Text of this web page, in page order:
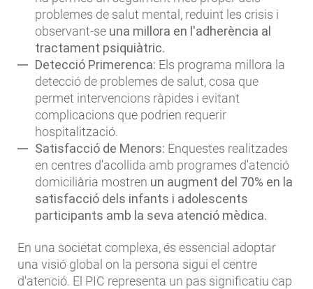
problemes de salut mental, reduint les crisis i
observant-se una millora en l'adherència al
tractament psiquiàtric.
Detecció Primerenca: Els programa millora la
detecció de problemes de salut, cosa que
permet intervencions ràpides i evitant
complicacions que podrien requerir
hospitalització.
Satisfacció de Menors: Enquestes realitzades
en centres d'acollida amb programes d'atenció
domiciliària mostren un augment del 70% en la
satisfacció dels infants i adolescents
participants amb la seva atenció mèdica.
En una societat complexa, és essencial adoptar
una visió global on la persona sigui el centre
d'atenció. El PIC representa un pas significatiu cap